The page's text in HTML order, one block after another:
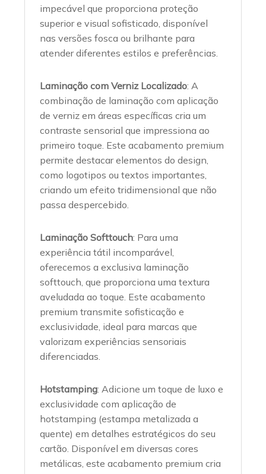
impecável que proporciona proteção
superior e visual sofisticado, disponível
nas versões fosca ou brilhante para
atender diferentes estilos e preferências.
Laminação com Verniz Localizado: A
combinação de laminação com aplicação
de verniz em áreas específicas cria um
contraste sensorial que impressiona ao
primeiro toque. Este acabamento premium
permite destacar elementos do design,
como logotipos ou textos importantes,
criando um efeito tridimensional que não
passa despercebido.
Laminação Softtouch: Para uma
experiência tátil incomparável,
oferecemos a exclusiva laminação
softtouch, que proporciona uma textura
aveludada ao toque. Este acabamento
premium transmite sofisticação e
exclusividade, ideal para marcas que
valorizam experiências sensoriais
diferenciadas.
Hotstamping: Adicione um toque de luxo e
exclusividade com aplicação de
hotstamping (estampa metalizada a
quente) em detalhes estratégicos do seu
cartão. Disponível em diversas cores
metálicas, este acabamento premium cria